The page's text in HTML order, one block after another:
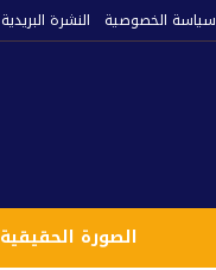
سياسة الخصوصية النشرة البريدية
الصورة الحقيقية